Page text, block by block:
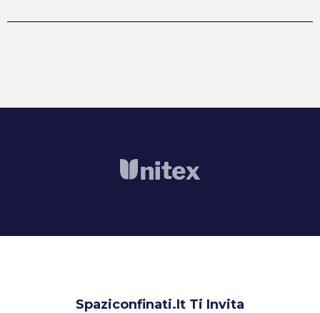
Spaziconfinati.it Ti Invita